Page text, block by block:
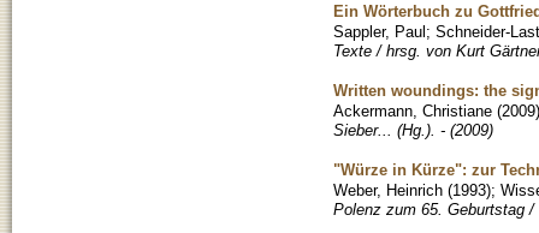
Ein Wörterbuch zu
Sappler, Paul; Schneider-
Texte / hrsg. von Kurt
Written woundings: the
Ackermann, Christiane (2009)
Sieber... (Hg.). - (2009)
"Würze in Kürze": zur
Weber, Heinrich (1993);
Polenz zum 65. Geburtstag